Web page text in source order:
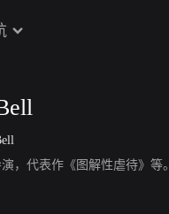
演，代表作《图解性虐待》等